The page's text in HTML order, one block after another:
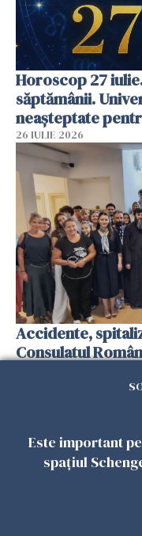
Horoscop 27
săptămânii.
neașteptate
26 IULIE 2026
Accidente,
Consulatul
Este important
spațiul